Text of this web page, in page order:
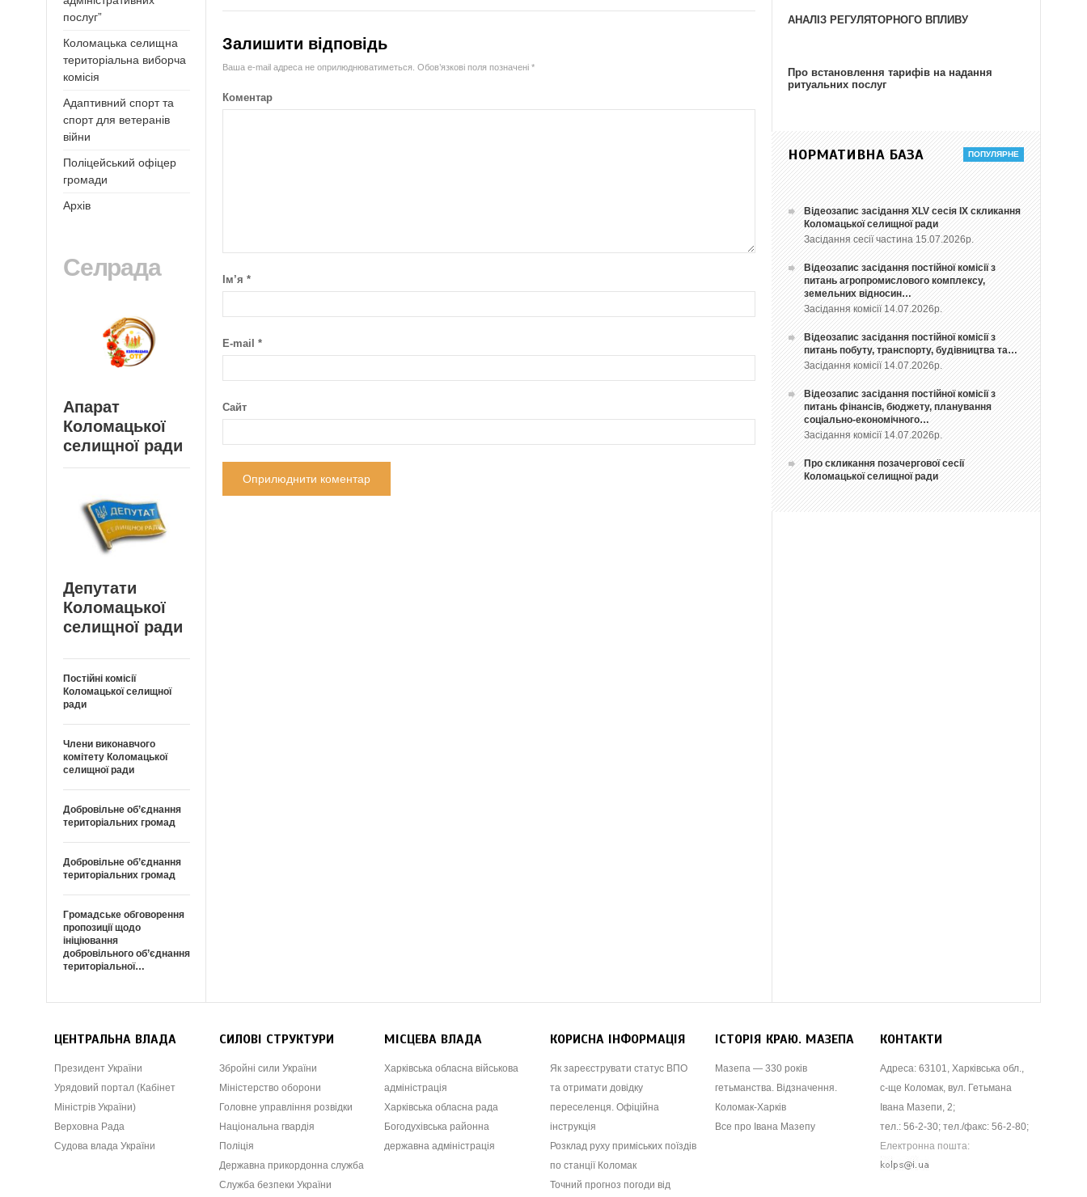
Залишити відповідь
Ваша e-mail адреса не оприлюднюватиметься. Обов’язкові поля позначені*
Коментар
Ім’я*
E-mail*
Сайт
послуг”
Коломацька селищна
територіальна виборча
комісія
Адаптивний спорт та
спорт для ветеранів
війни
Поліцейський офіцер
громади
Архів
Селрада
Апарат
Коломацької
селищної ради
Депутати
Коломацької
селищної ради
Постійні комісії
Коломацької селищної
ради
Члени виконавчого
комітету Коломацької
селищної ради
Добровільне об’єднання
територіальних громад
Добровільне об’єднання
територіальних громад
Громадське обговорення
пропозиції щодо
ініціювання
добровільного об’єднання
територіальної…
АНАЛІЗ РЕГУЛЯТОРНОГО ВПЛИВУ
Про встановлення тарифів на надання
ритуальних послуг
НОРМАТИВНА БАЗА
Відеозапис засідання ХLV сесія ІХ скликання
Коломацької селищної ради
Засідання сесії частина 15.07.2026р.
Відеозапис засідання постійної комісії з
питань агропромислового комплексу,
земельних відносин…
Засідання комісії 14.07.2026р.
Відеозапис засідання постійної комісії з
питань побуту, транспорту, будівництва та…
Засідання комісії 14.07.2026р.
Відеозапис засідання постійної комісії з
питань фінансів, бюджету, планування
соціально-економічного…
Засідання комісії 14.07.2026р.
Про скликання позачергової сесії
Коломацької селищної ради
ЦЕНТРАЛЬНА ВЛАДА
Президент України
Урядовий портал (Кабінет
Міністрів України)
Верховна Рада
Судова влада України
СИЛОВІ СТРУКТУРИ
Збройні сили України
Міністерство оборони
Головне управління розвідки
Національна гвардія
Поліція
Державна прикордонна служба
Служба безпеки України
МІСЦЕВА ВЛАДА
Харківська обласна військова
адміністрація
Харківська обласна рада
Богодухівська районна
державна адміністрація
КОРИСНА ІНФОРМАЦІЯ
Як зареєструвати статус ВПО
та отримати довідку
переселенця. Офіційна
інструкція
Розклад руху приміських поїздів
по станції Коломак
Точний прогноз погоди від
ІСТОРІЯ КРАЮ. МАЗЕПА
Мазепа — 330 років
гетьманства. Відзначення.
Коломак-Харків
Все про Івана Мазепу
КОНТАКТИ
Адреса: 63101, Харківська обл.,
с-ще Коломак, вул. Гетьмана
Івана Мазепи, 2;
тел.: 56-2-30; тел./факс: 56-2-80;
Електронна пошта: